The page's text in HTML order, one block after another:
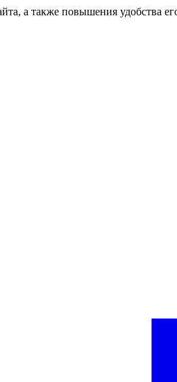
а также повышения удобства